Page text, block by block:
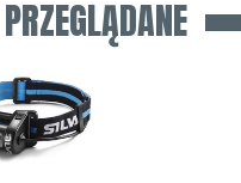
Latarka czołowa SILVA
w różnorodny sposób,
w każdych warunkach.
sprawdzenia stanu
używać podczas długich